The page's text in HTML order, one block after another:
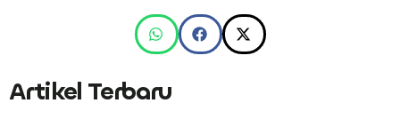
Artikel Terbaru